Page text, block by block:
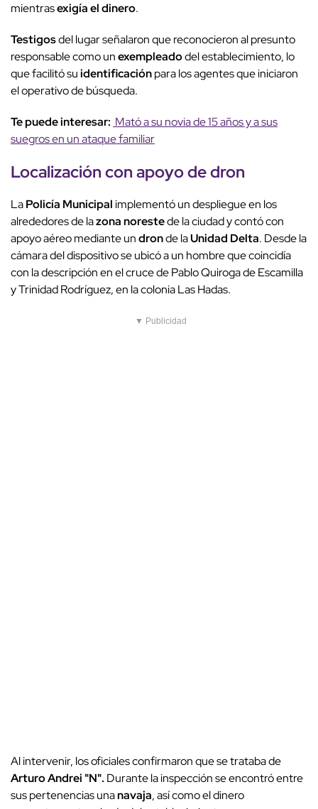
mientrasexigía el dinero.
Testigosdel lugar señalaron que reconocieron al presunto
responsable como unexempleadodel establecimiento, lo
que facilitó suidentificaciónpara los agentes que iniciaron
el operativo de búsqueda.
Te puede interesar: Mató a su novia de 15 años y a sus
suegros en un ataque familiar
Localización con apoyo dedron
LaPolicía Municipalimplementó un despliegue en los
alrededores de lazona norestede la ciudad y contó con
apoyo aéreo mediante undronde laUnidad Delta. Desde la
cámara del dispositivo se ubicó a un hombre que coincidía
con la descripción en el cruce de Pablo Quiroga de Escamilla
y Trinidad Rodríguez, en la colonia Las Hadas.
▼ Publicidad
Al intervenir, los oficiales confirmaron que se trataba de
Arturo Andrei "N". Durante la inspección se encontró entre
sus pertenencias unanavaja, así como el dinero